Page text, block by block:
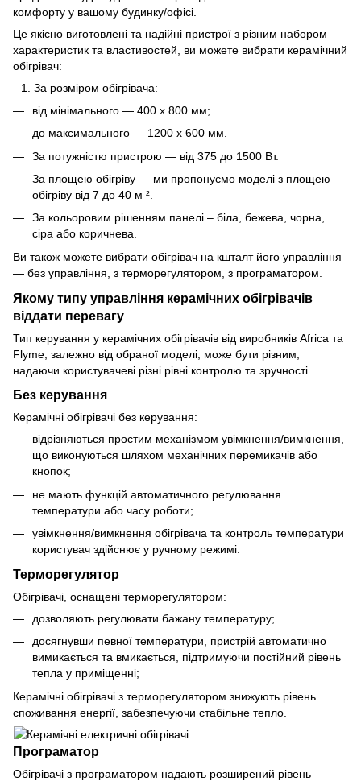
комфорту у вашому будинку/офісі.
Це якісно виготовлені та надійні пристрої з різним набором
характеристик та властивостей, ви можете вибрати керамічний
обігрівач:
За розміром обігрівача:
від мінімального — 400 x 800 мм;
до максимального — 1200 x 600 мм.
За потужністю пристрою — від 375 до 1500 Вт.
За площею обігріву — ми пропонуємо моделі з площею
обігріву від 7 до 40 м ².
За кольоровим рішенням панелі – біла, бежева, чорна,
сіра або коричнева.
Ви також можете вибрати обігрівач на кшталт його управління
— без управління, з терморегулятором, з програматором.
Якому типу управління керамічних обігрівачів
віддати перевагу
Тип керування у керамічних обігрівачів від виробників Africa та
Flyme, залежно від обраної моделі, може бути різним,
надаючи користувачеві різні рівні контролю та зручності.
Без керування
Керамічні обігрівачі без керування:
відрізняються простим механізмом увімкнення/вимкнення,
що виконуються шляхом механічних перемикачів або
кнопок;
не мають функцій автоматичного регулювання
температури або часу роботи;
увімкнення/вимкнення обігрівача та контроль температури
користувач здійснює у ручному режимі.
Терморегулятор
Обігрівачі, оснащені терморегулятором:
дозволяють регулювати бажану температуру;
досягнувши певної температури, пристрій автоматично
вимикається та вмикається, підтримуючи постійний рівень
тепла у приміщенні;
Керамічні обігрівачі з терморегулятором знижують рівень
споживання енергії, забезпечуючи стабільне тепло.
Програматор
Обігрівачі з програматором надають розширений рівень